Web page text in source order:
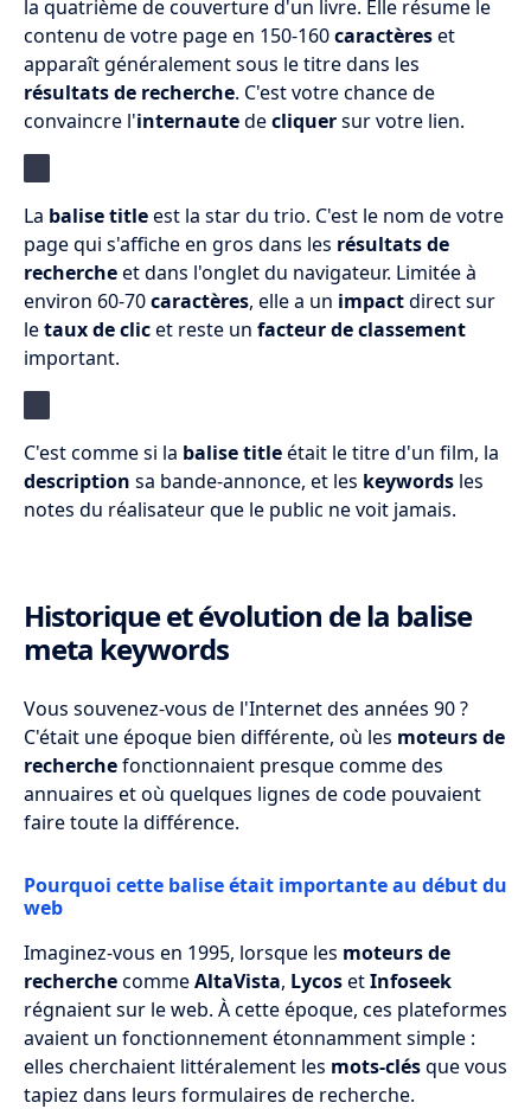
la quatrième de couverture d'un livre. Elle résume le
contenu de votre page en 150-160caractèreset
apparaît généralement sous le titre dans les
résultats de recherche. C'est votre chance de
convaincre l'internautedecliquersur votre lien.
La balise titleest la star du trio. C'est le nom de votre
page qui s'affiche en gros dans les résultats de
rechercheet dans l'onglet du navigateur. Limitée à
environ 60-70caractères, elle a un impactdirect sur
letaux de clicet reste un facteur de classement
important.
C'est comme si la balise titleétait le titre d'un film, la
description sa bande-annonce, et les keywords les
notes du réalisateur que le public ne voit jamais.
Historique et évolution de la balise
meta keywords
Vous souvenez-vous de l'Internet des années 90 ?
C'était une époque bien différente, où les moteurs de
recherchefonctionnaient presque comme des
annuaires et où quelques lignes de code pouvaient
faire toute la différence.
Pourquoi cette balise était importante au début du
web
Imaginez-vous en 1995, lorsque les moteurs de
recherchecommeAltaVista, LycosetInfoseek
régnaient sur le web. À cette époque, ces plateformes
avaient un fonctionnement étonnamment simple :
elles cherchaient littéralement les mots-clésque vous
tapiez dans leurs formulaires de recherche.